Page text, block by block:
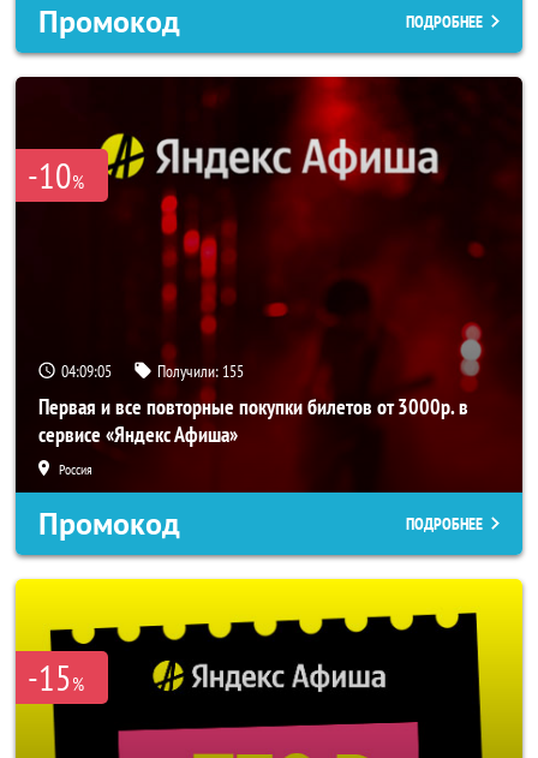
Промокод ПОДРОБНЕЕ
-10%
04:09:04 Получили: 155
Первая и все повторные покупки билетов от 3000р. в
сервисе «Яндекс Афиша»
Россия
Промокод ПОДРОБНЕЕ
-15%